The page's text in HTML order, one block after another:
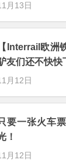
月13日
【Interrail欧洲
友们还不快快
月12日
要一张火车
！
月12日